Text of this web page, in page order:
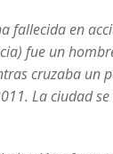
fallecida en
fue un
cruzaba un
La ciudad